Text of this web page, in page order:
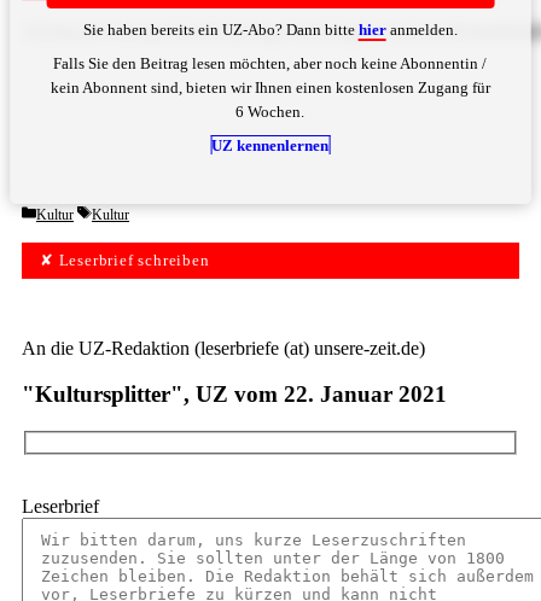
Sie haben bereits ein UZ-Abo? Dann bitte hieranmelden.
Falls Sie den Beitrag lesen möchten, aber noch keine Abonnentin /
kein Abonnent sind, bieten wir Ihnen einen kostenlosen Zugang für
6 Wochen.
UZ kennenlernen
Categories
Kultur Tags
Kultur
✘ Leserbrief schreiben
An die UZ-Redaktion (leserbriefe (at) unsere-zeit.de)
"Kultursplitter", UZ vom 22. Januar 2021
Leserbrief